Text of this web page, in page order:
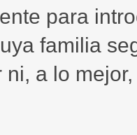
para
familia
ni, a lo